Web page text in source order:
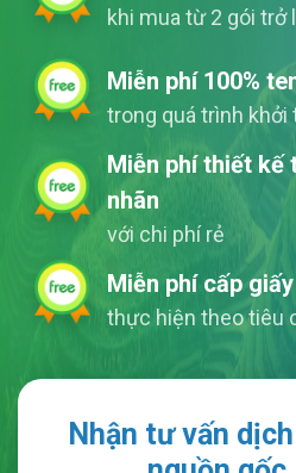
khi mua từ 2 gói trở
Miễn phí 100%
trong quá trình khởi
Miễn phí thiết kế
nhãn
với chi phí rẻ
Miễn phí cấp
thực hiện theo tiêu
Nhận tư vấn